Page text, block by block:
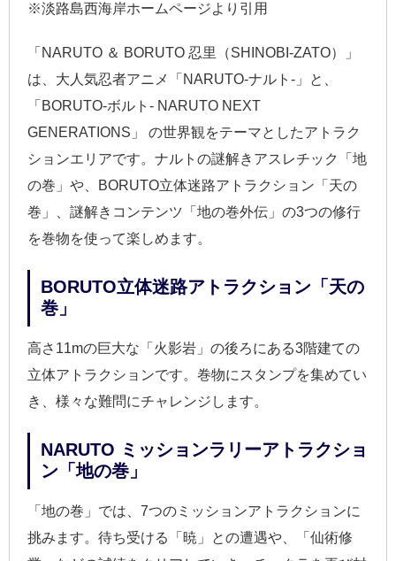
※淡路島西海岸ホームページより引用
「NARUTO ＆ BORUTO 忍里（SHINOBI-ZATO）」
は、大人気忍者アニメ「NARUTO-ナルト-」と、
「BORUTO-ボルト- NARUTO NEXT
GENERATIONS」 の世界観をテーマとしたアトラク
ションエリアです。ナルトの謎解きアスレチック「地
の巻」や、BORUTO立体迷路アトラクション「天の
巻」、謎解きコンテンツ「地の巻外伝」の3つの修行
を巻物を使って楽しめます。
BORUTO立体迷路アトラクション「天の
巻」
高さ11mの巨大な「火影岩」の後ろにある3階建ての
立体アトラクションです。巻物にスタンプを集めてい
き、様々な難問にチャレンジします。
NARUTO ミッションラリーアトラクショ
ン「地の巻」
「地の巻」では、7つのミッションアトラクションに
挑みます。待ち受ける「暁」との遭遇や、「仙術修